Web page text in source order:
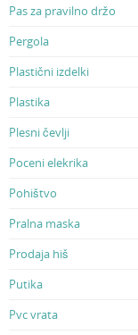
Pas za pravilno držo
Pergola
Plastični izdelki
Plastika
Plesni čevlji
Poceni elekrika
Pohištvo
Pralna maska
Prodaja hiš
Putika
Pvc vrata